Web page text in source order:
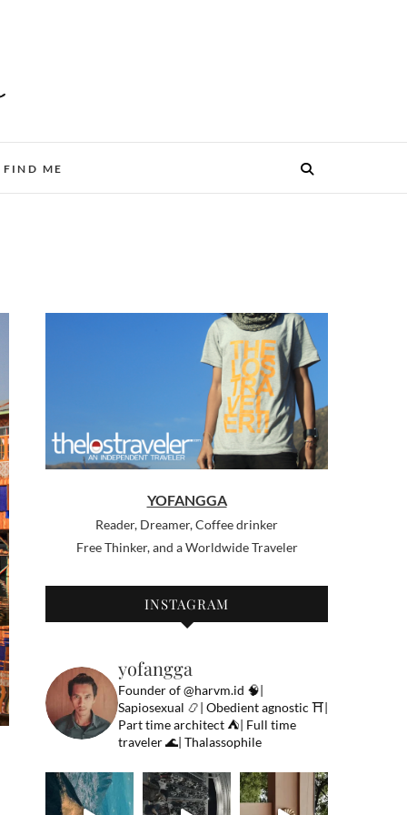
FIND ME
YOFANGGA
Reader, Dreamer, Coffee drinker
Free Thinker, and a Worldwide Traveler
INSTAGRAM
yofangga
Founder of @harvm.id 🧠|
Sapiosexual 📿| Obedient agnostic ⛩|
Part time architect ⛺️| Full time
traveler🌊| Thalassophile